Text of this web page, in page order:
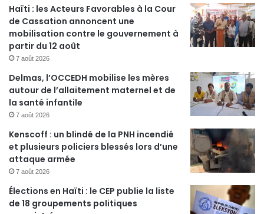
Haïti : les Acteurs Favorables à la Cour
de Cassation annoncent une
mobilisation contre le gouvernement à
partir du 12 août
7 août 2026
Delmas, l’OCCEDH mobilise les mères
autour de l’allaitement maternel et de
la santé infantile
7 août 2026
Kenscoff : un blindé de la PNH incendié
et plusieurs policiers blessés lors d’une
attaque armée
7 août 2026
Élections en Haïti : le CEP publie la liste
de 18 groupements politiques